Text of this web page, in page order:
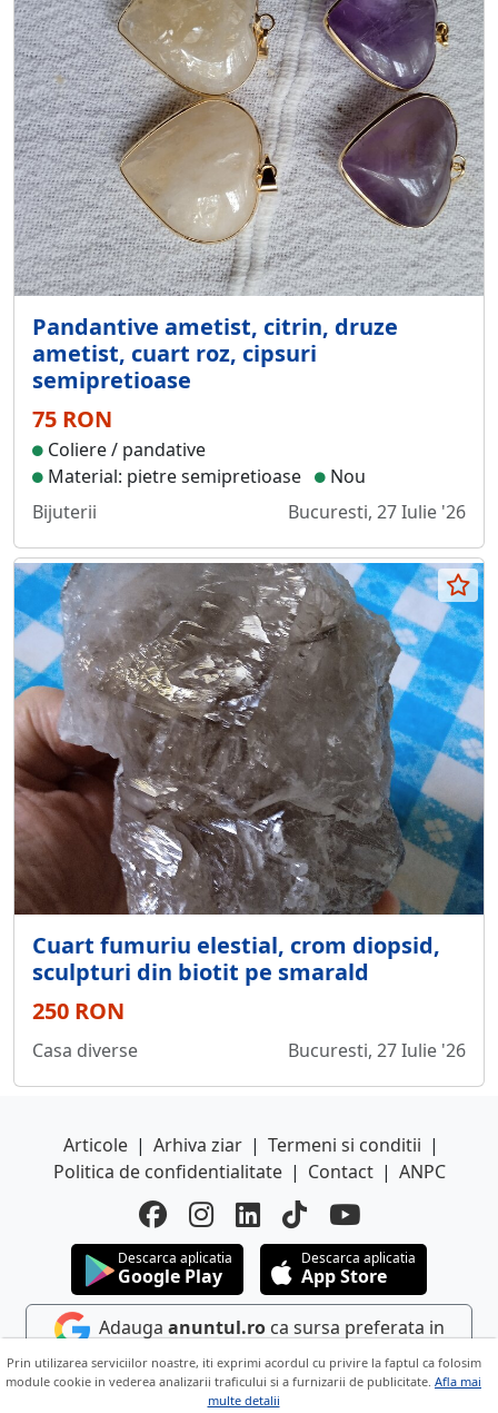
Pandantive ametist, citrin, druze
ametist, cuart roz, cipsuri
semipretioase
75 RON
Coliere / pandative
Material: pietre semipretioase
Nou
Bijuterii
Bucuresti, 27 Iulie '26
Cuart fumuriu elestial, crom diopsid,
sculpturi din biotit pe smarald
250 RON
Casa diverse Bucuresti, 27 Iulie '26
Articole | Arhiva ziar | Termeni si conditii |
Politica de confidentialitate | Contact | ANPC
Descarca aplicatia
Google Play
Descarca aplicatia
App Store
Adauga anuntul.roca sursa preferata in
Google
Copyright © 2026 ANUNTUL TELEFONIC
Prin utilizarea serviciilor noastre, iti exprimi acordul cu privire la faptul ca folosim
module cookie in vederea analizarii traficului si a furnizarii de publicitate. Afla mai
multe detalii